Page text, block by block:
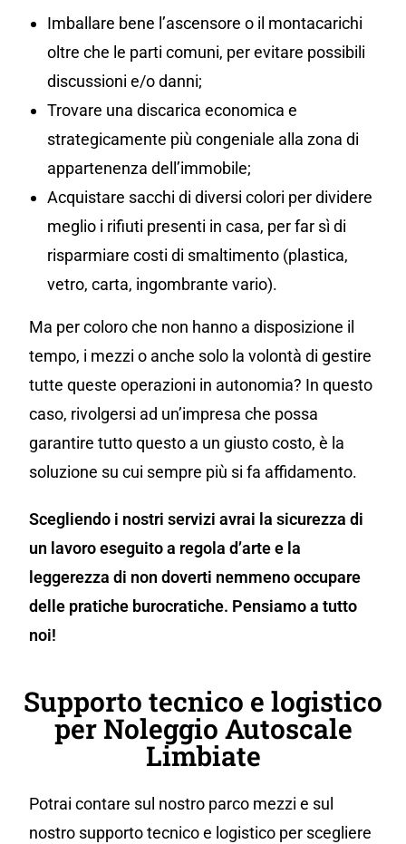
Imballare bene l’ascensore o il montacarichi
oltre che le parti comuni, per evitare possibili
discussioni e/o danni;
Trovare una discarica economica e
strategicamente più congeniale alla zona di
appartenenza dell’immobile;
Acquistare sacchi di diversi colori per dividere
meglio i rifiuti presenti in casa, per far sì di
risparmiare costi di smaltimento (plastica,
vetro, carta, ingombrante vario).
Ma per coloro che non hanno a disposizione il
tempo, i mezzi o anche solo la volontà di gestire
tutte queste operazioni in autonomia? In questo
caso, rivolgersi ad un’impresa che possa
garantire tutto questo a un giusto costo, è la
soluzione su cui sempre più si fa affidamento.
Scegliendo i nostri servizi avrai la sicurezza di
un lavoro eseguito a regola d’arte e la
leggerezza di non doverti nemmeno occupare
delle pratiche burocratiche. Pensiamo a tutto
noi!
Supporto tecnico e logistico
per Noleggio Autoscale
Limbiate
Potrai contare sul nostro parco mezzi e sul
nostro supporto tecnico e logistico per scegliere